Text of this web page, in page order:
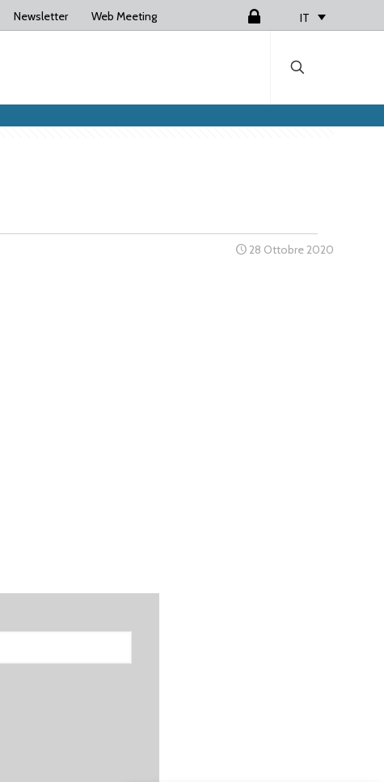
Newsletter Web Meeting IT
28 Ottobre 2020